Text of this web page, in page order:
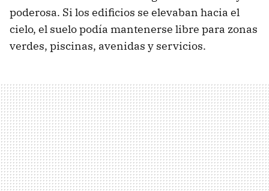
poderosa. Si los edificios se elevaban hacia el
cielo, el suelo podía mantenerse libre para zonas
verdes, piscinas, avenidas y servicios.